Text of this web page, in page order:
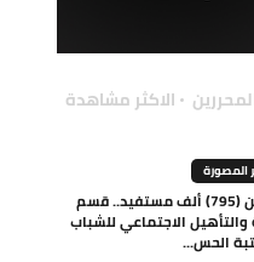
الاكثر مشاهدة
المصورة
بأكثر من (795) ألف مستفيد.. قسم
والتأهيل الاجتماعي للشباب
الحس...